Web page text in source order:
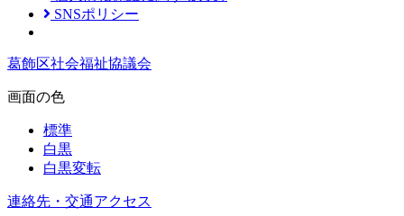
SNSポリシー
葛飾区社会福祉協議会
画面の色
標準
白黒
白黒変転
連絡先・交通アクセス